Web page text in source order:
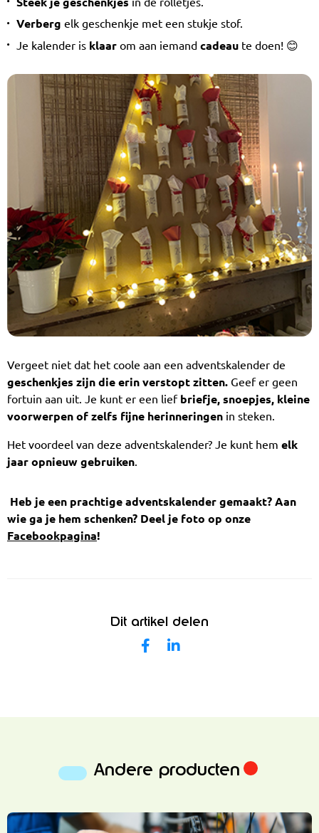
Verberg elk geschenkje met een stukje stof.
Je kalender is klaarom aan iemand cadeaute doen! 😊
Vergeet niet dat het coole aan een adventskalender de
geschenkjes zijn die erin verstopt zitten. Geef er geen
fortuin aan uit. Je kunt er een lief briefje, snoepjes, kleine
voorwerpen of zelfs fijne herinneringen in steken.
Het voordeel van deze adventskalender? Je kunt hem elk
jaar opnieuw gebruiken.
Heb je een prachtige adventskalender gemaakt? Aan
wie ga je hem schenken? Deel je foto op onze
Facebookpagina!
Dit artikel delen
Andere producten